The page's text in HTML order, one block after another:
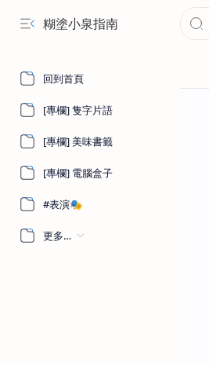
糊塗小泉指南
回到首頁
[專欄] 隻字片語
[專欄] 美味書籤
[專欄] 電腦盒子
#表演🎭
更多…